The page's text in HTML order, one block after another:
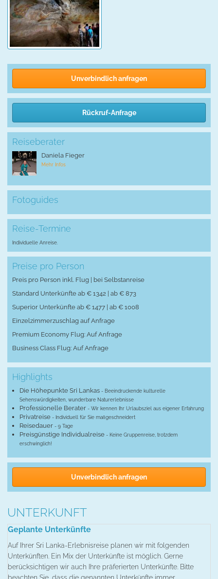
Unverbindlich anfragen
Rückruf-Anfrage
Reiseberater
Daniela Fieger
Mehr Infos
Fotoguides
Reise-Termine
Individuelle Anreise.
Preise pro Person
Preis pro Person inkl. Flug | bei Selbstanreise
Standard Unterkünfte ab € 1342 | ab € 873
Superior Unterkünfte ab € 1477 | ab € 1008
Einzelzimmerzuschlag auf Anfrage
Premium Economy Flug: Auf Anfrage
Business Class Flug: Auf Anfrage
Highlights
Die Höhepunkte Sri Lankas - Beeindruckende kulturelle
Sehenswürdigkeiten, wunderbare Naturerlebnisse
Professionelle Berater - Wir kennen Ihr Urlaubsziel aus eigener Erfahrung
Privatreise - Individuell für Sie maßgeschneidert
Reisedauer - 9 Tage
Preisgünstige Individualreise - Keine Gruppenreise, trotzdem
erschwinglich!
Unverbindlich anfragen
UNTERKUNFT
Geplante Unterkünfte
Auf Ihrer Sri Lanka-Erlebnisreise planen wir mit folgenden
Unterkünften. Ein Mix der Unterkünfte ist möglich. Gerne
berücksichtigen wir auch Ihre präferierten Unterkünfte. Bitte